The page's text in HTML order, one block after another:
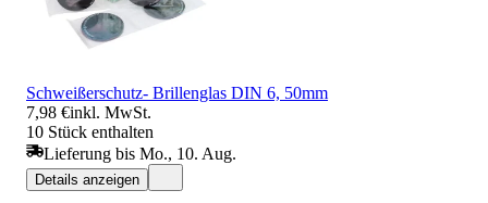
Schweißerschutz- Brillenglas DIN 6, 50mm
7,98 €inkl. MwSt.
10 Stück enthalten
Lieferung bis Mo., 10. Aug.
Details anzeigen